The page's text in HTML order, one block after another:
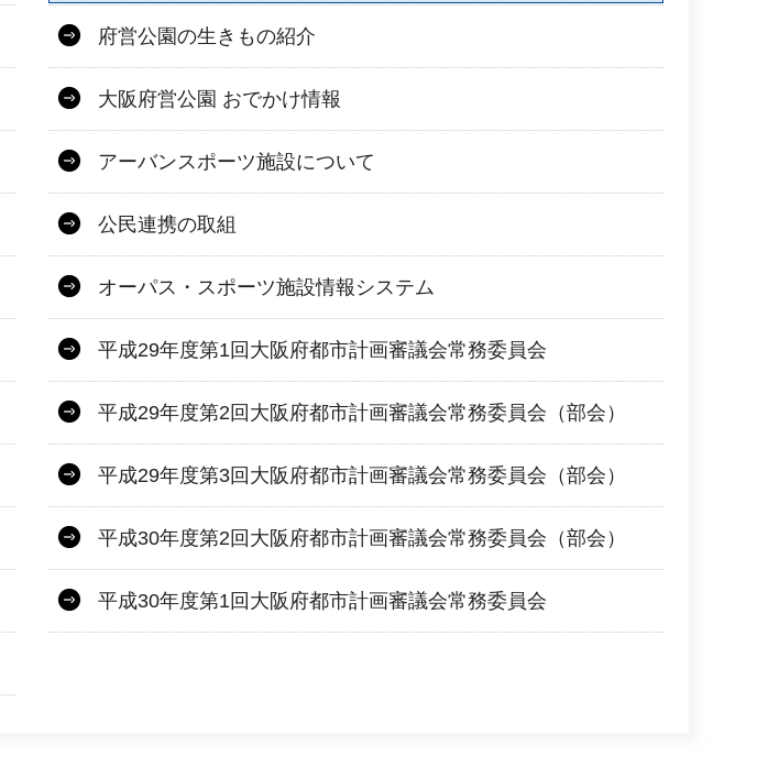
府営公園の生きもの紹介
大阪府営公園 おでかけ情報
アーバンスポーツ施設について
公民連携の取組
オーパス・スポーツ施設情報システム
平成29年度第1回大阪府都市計画審議会常務委員会
平成29年度第2回大阪府都市計画審議会常務委員会（部会）
平成29年度第3回大阪府都市計画審議会常務委員会（部会）
平成30年度第2回大阪府都市計画審議会常務委員会（部会）
平成30年度第1回大阪府都市計画審議会常務委員会